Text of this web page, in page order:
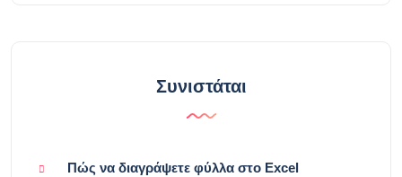
Συνιστάται
Πώς να διαγράψετε φύλλα στο Excel